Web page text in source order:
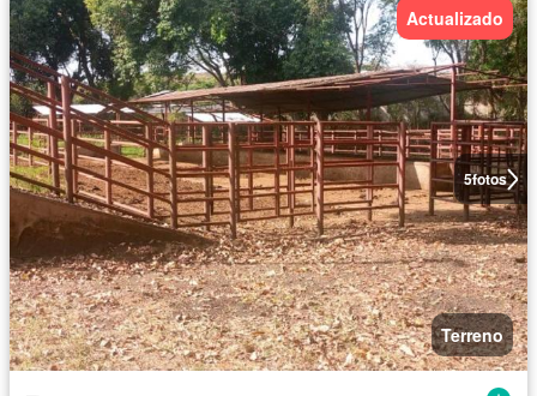
5fotos
Actualizado
Terreno